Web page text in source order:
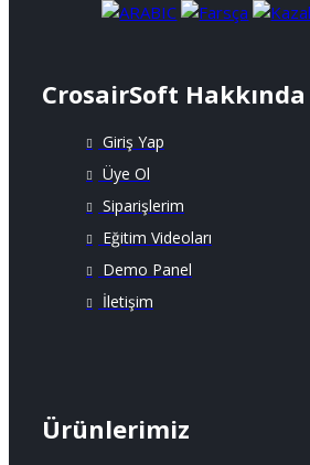
CrosairSoft Hakkında
Giriş Yap
Üye Ol
Siparişlerim
Eğitim Videoları
Demo Panel
İletişim
Ürünlerimiz